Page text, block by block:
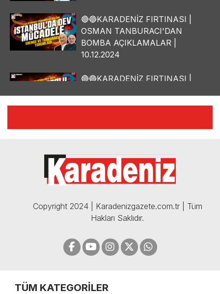
🔴🔵KARADENİZ FIRTINASI |
OSMAN TANBURACI'DAN
BOMBA AÇIKLAMALAR |
10.12.2024
🔴🔵KARADENİZ FIRTINASI |
🔴🔵KARADENİZ FIRTINASI |
05.12.2024
Copyright 2024 | Karadenizgazete.com.tr | Tüm
Hakları Saklıdır.
TÜM KATEGORİLER